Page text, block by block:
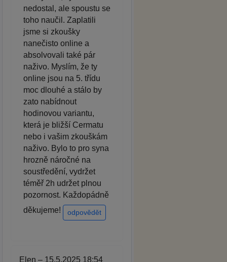
nedostal, ale spoustu se
toho naučil. Zaplatili
jsme si zkoušky
nanečisto online a
absolvovali také pár
naživo. Myslím, že ty
online jsou na 5. třídu
moc dlouhé a stálo by
zato nabídnout
hodinovou variantu,
která je bližší Cermatu
nebo i vašim zkouškám
naživo. Bylo to pro syna
hrozně náročné na
soustředění, vydržet
téměř 2h udržet plnou
pozornost. Každopádně
děkujeme!
odpovědět
Elen – 15.5.2025 18:54